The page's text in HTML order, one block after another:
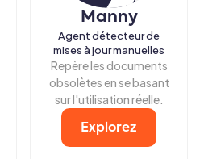
Manny
Agent détecteur de
mises à jour manuelles
Repère les documents
obsolètes en se basant
sur l'utilisation réelle.
Explorez